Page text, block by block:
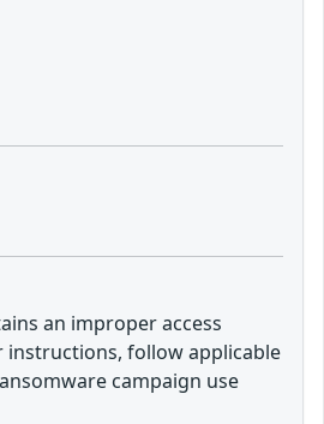
an improper access
instructions, follow applicable
campaign use